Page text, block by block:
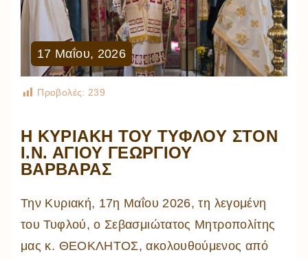
17 Μαΐου, 2026
Προβολές: 239
Η ΚΥΡΙΑΚΗ ΤΟΥ ΤΥΦΛΟΥ ΣΤΟΝ
Ι.Ν. ΑΓΙΟΥ ΓΕΩΡΓΙΟΥ
ΒΑΡΒΑΡΑΣ
Την Κυριακή, 17η Μαΐου 2026, τη λεγομένη
του Τυφλού, ο Σεβασμιώτατος Μητροπολίτης
μας κ. ΘΕΟΚΛΗΤΟΣ, ακολουθούμενος από